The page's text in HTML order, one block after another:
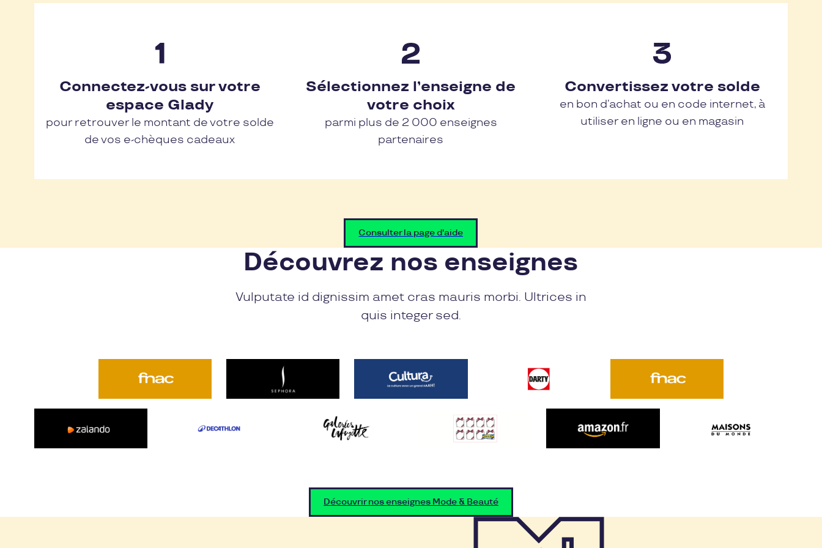
Connectez-vous sur votre
espace Glady
pour retrouver le montant de votre solde
de vos e-chèques cadeaux
Sélectionnez l’enseigne de
votre choix
parmi plus de 2 000 enseignes
partenaires
Convertissez votre solde
en bon d’achat ou en code internet, à
utiliser en ligne ou en magasin
Consulter la page d'aide
Découvrez nos enseignes
Vulputate id dignissim amet cras mauris morbi. Ultrices in
quis integer sed.
Découvrir nos enseignes Mode & Beauté